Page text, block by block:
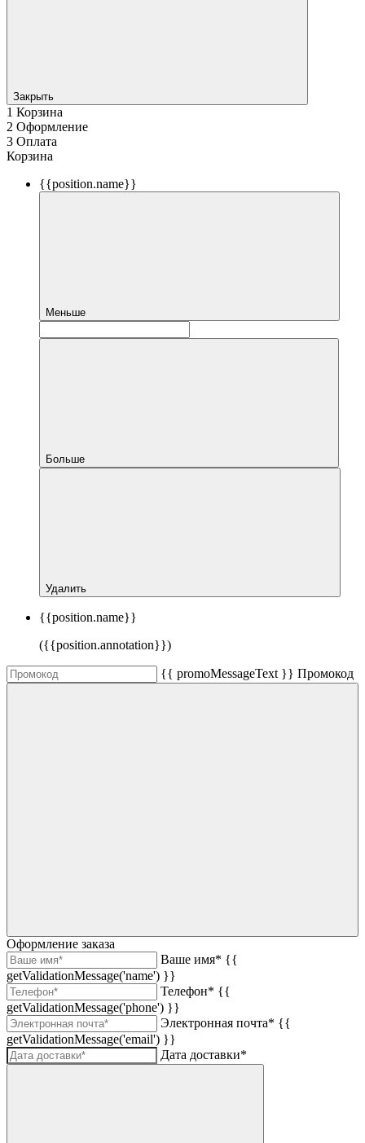
Закрыть
1 Корзина
2 Оформление
3 Оплата
Корзина
{{position.name}}
Меньше
Больше
Удалить
{{position.name}}
({{position.annotation}})
{{ promoMessageText }} Промокод
Оформление заказа
Ваше имя* {{
getValidationMessage('name') }}
Телефон* {{
getValidationMessage('phone') }}
Электронная почта* {{
getValidationMessage('email') }}
Дата доставки*